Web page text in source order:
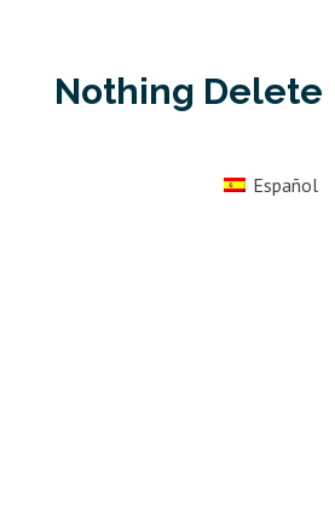
Nothing Delete
Español